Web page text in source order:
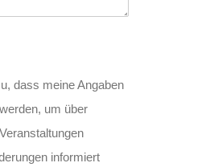
dass meine Angaben
um über
informiert